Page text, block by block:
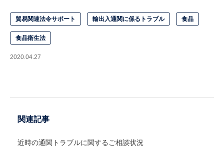
貿易関連法令サポート 輸出入通関に係るトラブル 食品
食品衛生法
2020.04.27
関連記事
近時の通関トラブルに関するご相談状況